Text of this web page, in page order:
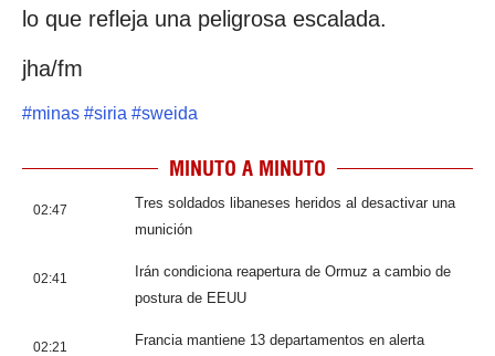
lo que refleja una peligrosa escalada.
jha/fm
#minas #siria #sweida
MINUTO A MINUTO
02:47
Tres soldados libaneses heridos al desactivar una
munición
02:41
Irán condiciona reapertura de Ormuz a cambio de
postura de EEUU
02:21
Francia mantiene 13 departamentos en alerta